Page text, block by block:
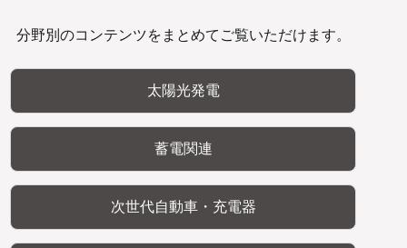
分野別のコンテンツをまとめてご覧いただけます。
太陽光発電
蓄電関連
次世代自動車・充電器